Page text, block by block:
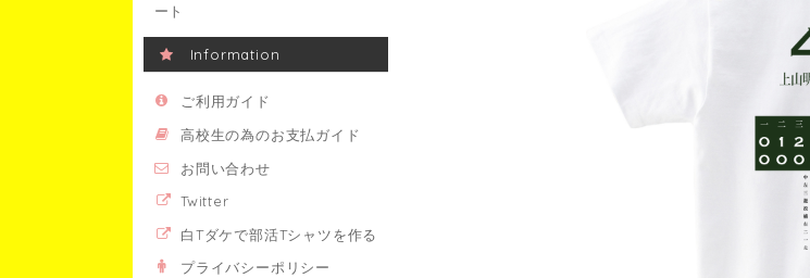
ート
Information
ご利用ガイド
高校生の為のお支払ガイド
お問い合わせ
Twitter
白Tダケで部活Tシャツを作る
プライバシーポリシー